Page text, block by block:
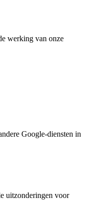
werking van onze
Google-diensten in
uitzonderingen voor